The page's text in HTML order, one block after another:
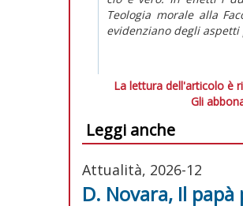
Teologia morale alla
evidenziano degli
La lettura dell'articolo è
Gli
Leggi anche
Attualità, 2026-12
D. Novara, Il